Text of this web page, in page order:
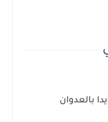
بالعدوان